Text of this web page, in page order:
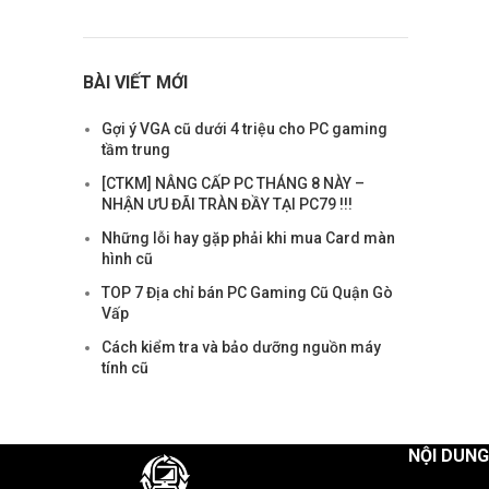
BÀI VIẾT MỚI
Gợi ý VGA cũ dưới 4 triệu cho PC gaming
tầm trung
[CTKM] NÂNG CẤP PC THÁNG 8 NÀY –
NHẬN ƯU ĐÃI TRÀN ĐẦY TẠI PC79 !!!
Những lỗi hay gặp phải khi mua Card màn
hình cũ
TOP 7 Địa chỉ bán PC Gaming Cũ Quận Gò
Vấp
Cách kiểm tra và bảo dưỡng nguồn máy
tính cũ
NỘI